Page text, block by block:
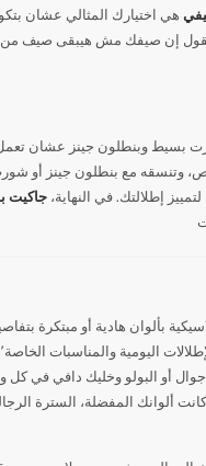
هي اختيارك المثالي عشان
إن صيفك مش هيبقى صيف من
مريح وعملي في نفس الوقت٬ ممكن تنسقه مع
وتنسقه مع بنطلون جينز أو
إطلالتك. في النهاية، جاكيت
بألوان هادية أو مبتكرة
أو البولو وخليك دافي في
المفضلة، السترة